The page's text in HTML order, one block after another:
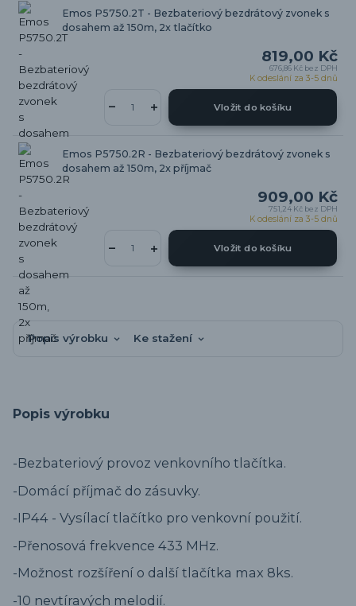
Emos P5750.2T - Bezbateriový bezdrátový zvonek s
dosahem až 150m, 2x tlačítko
819,00 Kč
676,86 Kč bez DPH
K odeslání za 3-5 dnů
Vložit do košíku
Emos P5750.2R - Bezbateriový bezdrátový zvonek s
dosahem až 150m, 2x příjmač
909,00 Kč
751,24 Kč bez DPH
K odeslání za 3-5 dnů
Vložit do košíku
Popis výrobku Ke stažení
Popis výrobku
-Bezbateriový provoz venkovního tlačítka.
-Domácí příjmač do zásuvky.
-IP44 - Vysílací tlačítko pro venkovní použití.
-Přenosová frekvence 433 MHz.
-Možnost rozšíření o další tlačítka max 8ks.
-10 nevtíravých melodií.